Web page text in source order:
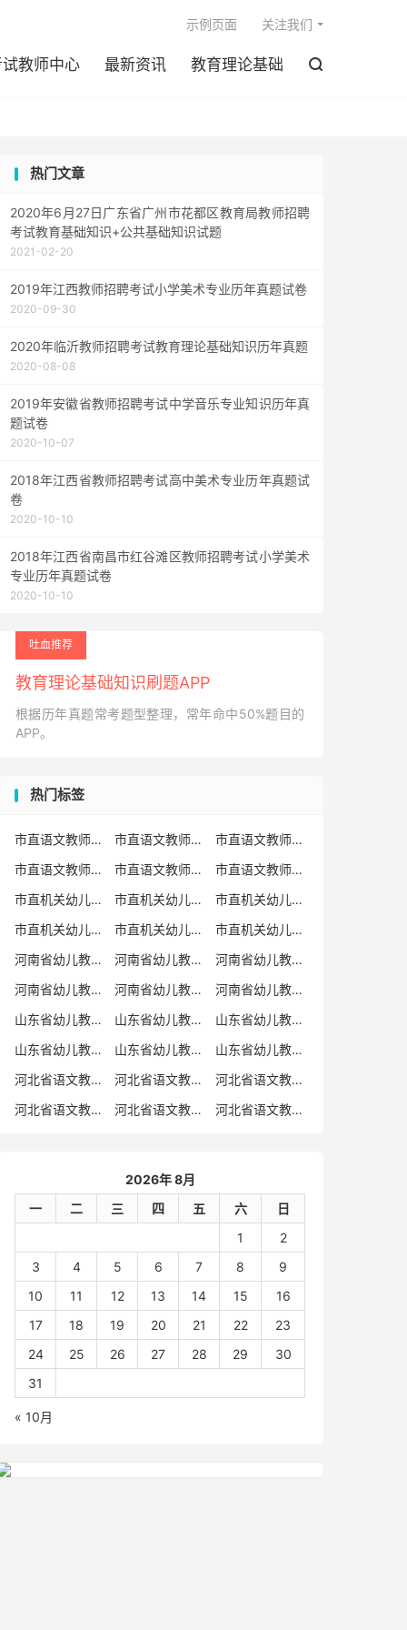
教师中心 最新资讯 教育理论基础 
示例页面 关注我们
热门文章
2020年6月27日广东省广州市花都区教育局教师招聘
考试教育基础知识+公共基础知识试题
2021-02-20
2019年江西教师招聘考试小学美术专业历年真题试卷
2020-09-30
2020年临沂教师招聘考试教育理论基础知识历年真题
2020-08-08
2019年安徽省教师招聘考试中学音乐专业知识历年真
题试卷
2020-10-07
2018年江西省教师招聘考试高中美术专业历年真题试
卷
2020-10-10
2018年江西省南昌市红谷滩区教师招聘考试小学美术
专业历年真题试卷
2020-10-10
吐血推荐
教育理论基础知识刷题APP
根据历年真题常考题型整理，常年命中50%题目的
APP。
热门标签
市直语文教师招聘 市直语文教师招聘考试真题
市直语文教师招聘考试真题卷
市直语文教师编制考试真题
市直语文教师编制考试真题卷
市直语文教师考试
市直机关幼儿教师招聘
市直机关幼儿教师考试
市直机关幼儿教师招聘考试真题
市直机关幼儿教师招聘考试真题卷
市直机关幼儿教师编制考试真题卷
市直机关幼儿教师编制考试真题
河南省幼儿教师招聘
河南省幼儿教师考试
河南省幼儿教师招聘考试真题
河南省幼儿教师招聘考试真题卷
河南省幼儿教师编制考试真题
河南省幼儿教师编制考试真题卷
山东省幼儿教师招聘
山东省幼儿教师考试
山东省幼儿教师招聘考试真题
山东省幼儿教师招聘考试真题卷
山东省幼儿教师编制考试真题
山东省幼儿教师编制考试真题卷
河北省语文教师招聘
河北省语文教师招聘考试真题
河北省语文教师招聘考试真题卷
河北省语文教师编制考试真题
河北省语文教师编制考试真题卷 河北省语文教师考试
2026年 8月
一
二 三 四 五 六
日
1
2
3
4 5 6 7 8
9
10
11 12 13 14 15
16
17
18 19 20 21 22
23
24
25 26 27 28 29
30
31
« 10月